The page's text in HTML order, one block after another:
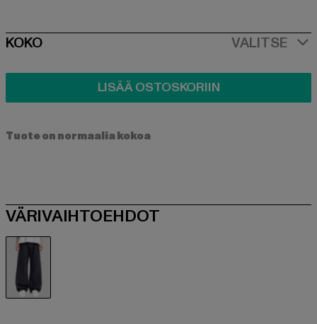
SIZE
KOKO VALITSE
LISÄÄ OSTOSKORIIN
Tuote on normaalia kokoa
VÄRIVAIHTOEHDOT